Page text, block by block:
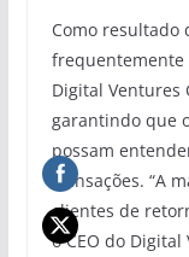
Como resultado
Digital Ventures
garantindo que
possam
transações. “A
clientes de
o CEO do